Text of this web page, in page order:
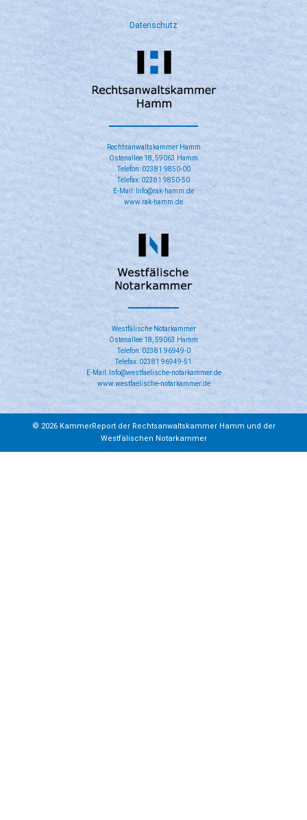
Datenschutz
Rechtsanwaltskammer Hamm
Ostenallee 18, 59063 Hamm
Telefon: 02381 9850-00
Telefax: 02381 9850-50
E-Mail: Info@rak-hamm.de
www.rak-hamm.de
​Westfälische Notarkammer
Ostenallee 18, 59063 Hamm
Telefon: 02381 96949-0
Telefax: 02381 96949-51
E-Mail: Info@westfaelische-notarkammer.de
www.westfaelische-notarkammer.de
© 2026 KammerReport der Rechtsanwaltskammer Hamm und der
Westfälischen Notarkammer